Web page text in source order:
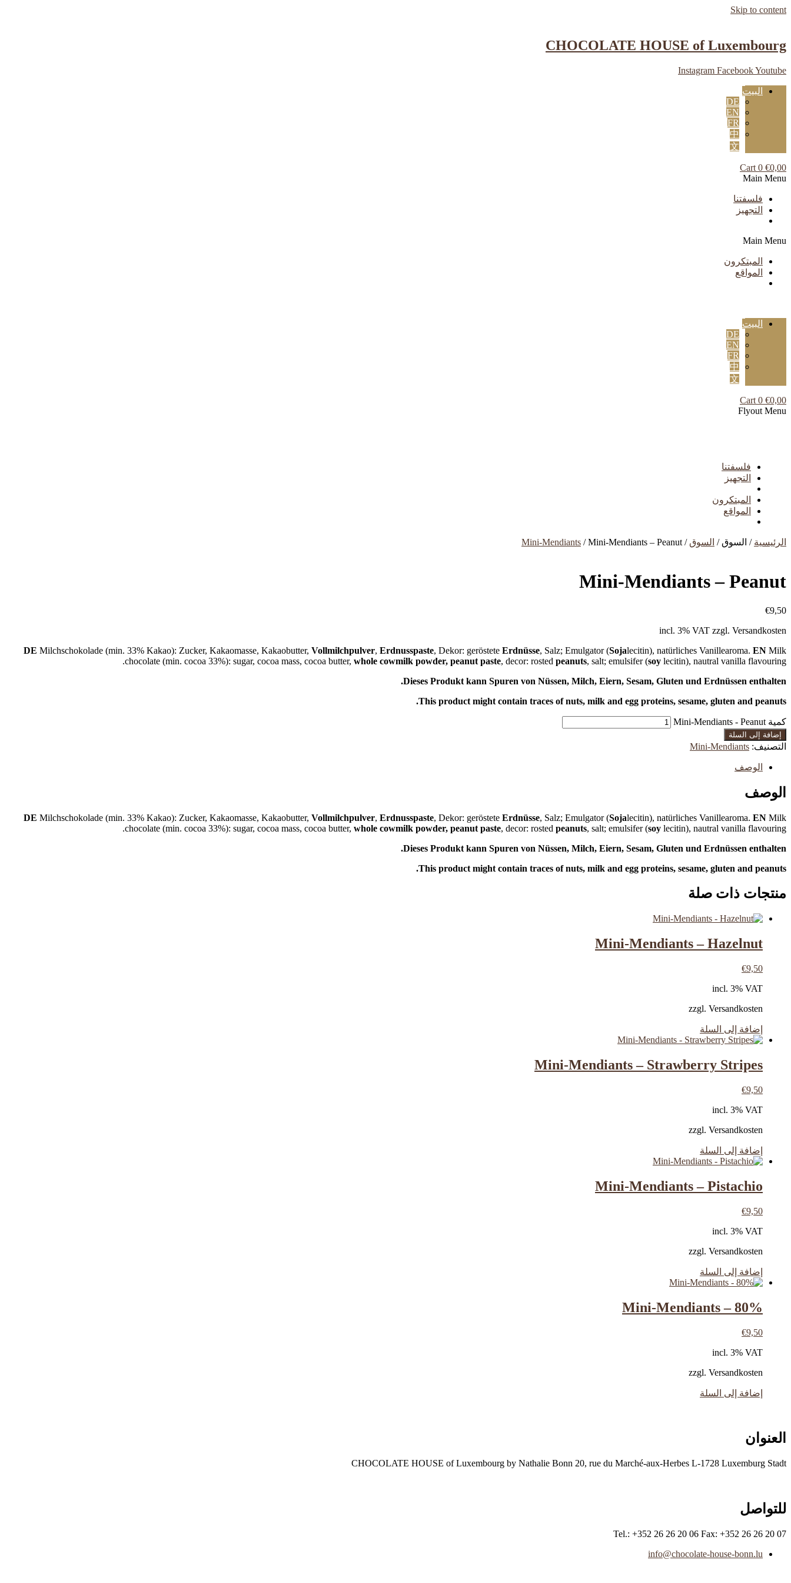
Skip to content
CHOCOLATE HOUSE of Luxembourg
Instagram FacebookYoutube
البيت
DE
EN
FR
中
文
€0,00
0
Cart
Main Menu
فلسفتنا
التجهيز
Main Menu
المبتكرون
المواقع
البيت
DE
EN
FR
中
文
€0,00
0
Cart
Flyout Menu
فلسفتنا
التجهيز
المبتكرون
المواقع
الرئيسية / السوق / السوق /
Mini-Mendiants / Mini-Mendiants – Peanut
Mini-Mendiants – Peanut
€9,50
incl. 3% VAT zzgl. Versandkosten
DE Milchschokolade (min. 33% Kakao): Zucker, Kakaomasse, Kakaobutter, Vollmilchpulver, Erdnusspaste, Dekor: geröstete Erdnüsse, Salz; Emulgator (Sojalecitin), natürliches Vanillearoma. EN Milk
chocolate (min. cocoa 33%): sugar, cocoa mass, cocoa butter, whole cowmilk powder, peanut paste, decor: rosted peanuts, salt; emulsifer (soy lecitin), nautral vanilla flavouring.
Dieses Produkt kann Spuren von Nüssen, Milch, Eiern, Sesam, Gluten und Erdnüssen enthalten.
This product might contain traces of nuts, milk and egg proteins, sesame, gluten and peanuts.
كمية Mini-Mendiants - Peanut
إضافة إلى السلة
التصنيف: Mini-Mendiants
الوصف
الوصف
DE Milchschokolade (min. 33% Kakao): Zucker, Kakaomasse, Kakaobutter, Vollmilchpulver, Erdnusspaste, Dekor: geröstete Erdnüsse, Salz; Emulgator (Sojalecitin), natürliches Vanillearoma. EN Milk
chocolate (min. cocoa 33%): sugar, cocoa mass, cocoa butter, whole cowmilk powder, peanut paste, decor: rosted peanuts, salt; emulsifer (soy lecitin), nautral vanilla flavouring.
Dieses Produkt kann Spuren von Nüssen, Milch, Eiern, Sesam, Gluten und Erdnüssen enthalten.
This product might contain traces of nuts, milk and egg proteins, sesame, gluten and peanuts.
منتجات ذات صلة
Mini-Mendiants – Hazelnut
€9,50
incl. 3% VAT
zzgl. Versandkosten
إضافة إلى السلة
Mini-Mendiants – Strawberry Stripes
€9,50
incl. 3% VAT
zzgl. Versandkosten
إضافة إلى السلة
Mini-Mendiants – Pistachio
€9,50
incl. 3% VAT
zzgl. Versandkosten
إضافة إلى السلة
Mini-Mendiants – 80%
€9,50
incl. 3% VAT
zzgl. Versandkosten
إضافة إلى السلة
العنوان
CHOCOLATE HOUSE of Luxembourg by Nathalie Bonn 20, rue du Marché-aux-Herbes L-1728 Luxemburg Stadt
للتواصل
Tel.: +352 26 26 20 06 Fax: +352 26 26 20 07
info@chocolate-house-bonn.lu